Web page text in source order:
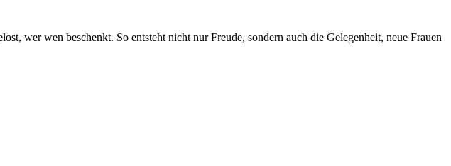
wer wen beschenkt. So entsteht nicht nur Freude, sondern auch die Gelegenheit, neue Frauen